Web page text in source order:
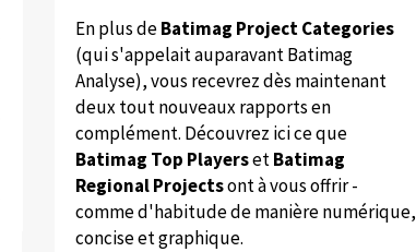
En plus deBatimag Project Categories
(qui s'appelait auparavant Batimag
Analyse), vous recevrez dès maintenant
deux tout nouveaux rapports en
complément. Découvrez ici ce que
Batimag Top PlayersetBatimag
Regional Projectsont à vous offrir -
comme d'habitude de manière numérique,
concise et graphique.